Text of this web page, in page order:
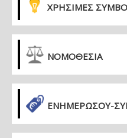
ΧΡΗΣΙΜΕΣ
ΝΟΜΟΘΕΣΙΑ
ΕΝΗΜΕΡΏΣΟΥ-